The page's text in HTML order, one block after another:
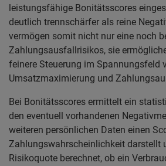
leistungsfähige Bonitätsscores
deutlich trennschärfer als reine
vermögen somit nicht nur eine noch
Zahlungsausfallrisikos, sie
feinere Steuerung im Spannungsfeld
Umsatzmaximierung und
Bei Bonitätsscores ermittelt ein
den eventuell vorhandenen
weiteren persönlichen Daten einen
Zahlungswahrscheinlichkeit darstellt
Risikoquote berechnet, ob ein